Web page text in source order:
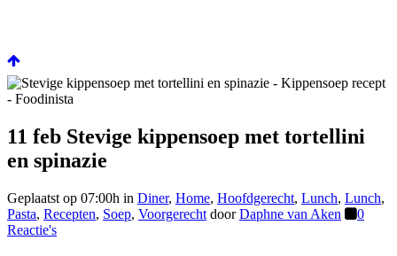
11 feb Stevige kippensoep met tortellini
en spinazie
Geplaatst op 07:00h in Diner, Home, Hoofdgerecht, Lunch, Lunch,
Pasta, Recepten, Soep, Voorgerecht doorDaphne van Aken
0
Reactie's